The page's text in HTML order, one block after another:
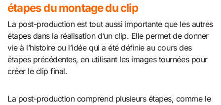
étapes du montage du clip
La post-production est tout aussi importante que les autres
étapes dans la réalisation d’un clip. Elle permet de donner
vie à l’histoire ou l’idée qui a été définie au cours des
étapes précédentes, en utilisant les images tournées pour
créer le clip final.
La post-production comprend plusieurs étapes, comme le